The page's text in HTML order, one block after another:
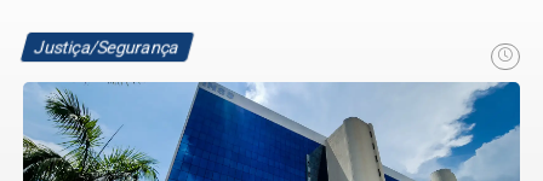
Justiça/Segurança